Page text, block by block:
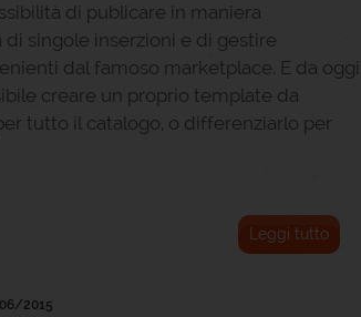
di publicare in maniera
singole inserzioni e di gestire
dal famoso marketplace. E da oggi
creare un proprio template da
tutto il catalogo, o differenziarlo per
Leggi tutto
2015